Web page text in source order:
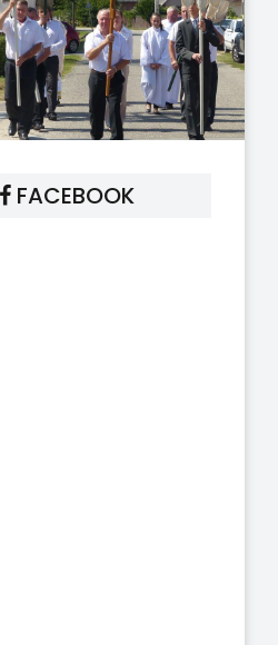
FACEBOOK